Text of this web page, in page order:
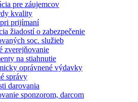
pre záujemcov
kvality
prijímaní
žiadostí o zabezpečenie
soc. služieb
zverejňovanie
na stiahnutie
oprávnené výdavky
správy
darovania
sponzorom, darcom